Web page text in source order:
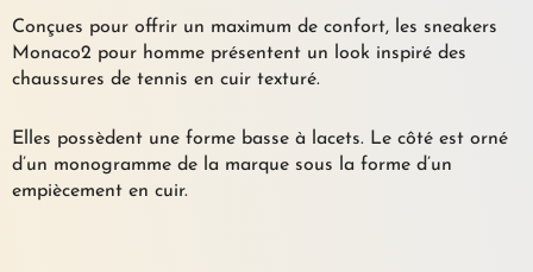
Conçues pour offrir un maximum de confort, les sneakers
Monaco2 pour homme présentent un look inspiré des
chaussures de tennis en cuir texturé.
Elles possèdent une forme basse à lacets. Le côté est orné
d’un monogramme de la marque sous la forme d’un
empiècement en cuir.